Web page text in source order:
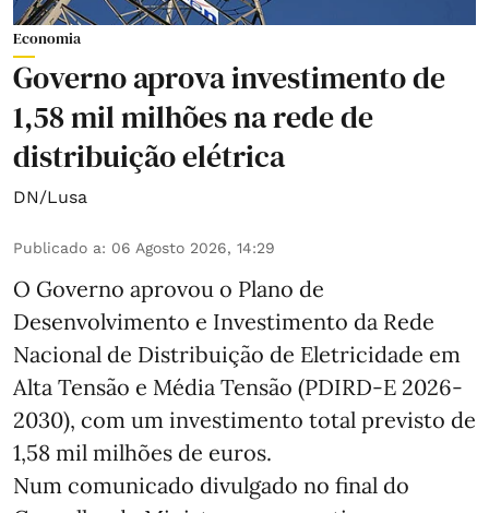
Economia
Governo aprova investimento de
1,58 mil milhões na rede de
distribuição elétrica
DN/Lusa
Publicado a: 06 Agosto 2026, 14:29
O Governo aprovou o Plano de
Desenvolvimento e Investimento da Rede
Nacional de Distribuição de Eletricidade em
Alta Tensão e Média Tensão (PDIRD-E 2026-
2030), com um investimento total previsto de
1,58 mil milhões de euros.
Num comunicado divulgado no final do